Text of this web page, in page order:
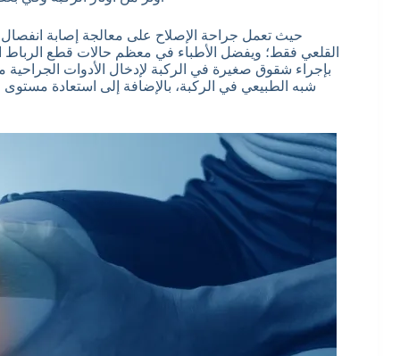
حيث تعمل جراحة الإصلاح على معالجة إصابة
القلعي فقط؛ ويفضل الأطباء في معظم حالات قطع الرباط
بإجراء شقوق صغيرة في الركبة لإدخال الأدوات الجراحية
شبه الطبيعي في الركبة، بالإضافة إلى استعادة